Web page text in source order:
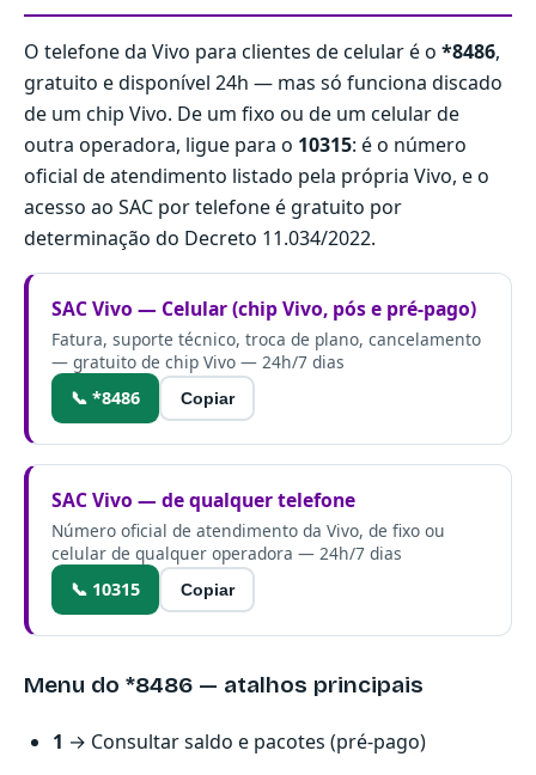
O telefone da Vivo para clientes de celular é o *8486,
gratuito e disponível 24h — mas só funciona discado
de um chip Vivo. De um fixo ou de um celular de
outra operadora, ligue para o 10315: é o número
oficial de atendimento listado pela própria Vivo, e o
acesso ao SAC por telefone é gratuito por
determinação do Decreto 11.034/2022.
SAC Vivo — Celular (chip Vivo, pós e pré-pago)
Fatura, suporte técnico, troca de plano, cancelamento
— gratuito de chip Vivo — 24h/7 dias
📞 *8486
Copiar
SAC Vivo — de qualquer telefone
Número oficial de atendimento da Vivo, de fixo ou
celular de qualquer operadora — 24h/7 dias
📞 10315
Copiar
Menu do *8486 — atalhos principais
1 → Consultar saldo e pacotes (pré-pago)